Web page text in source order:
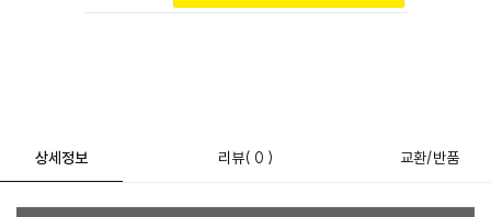
상세정보 리뷰( 0 ) 교환/반품